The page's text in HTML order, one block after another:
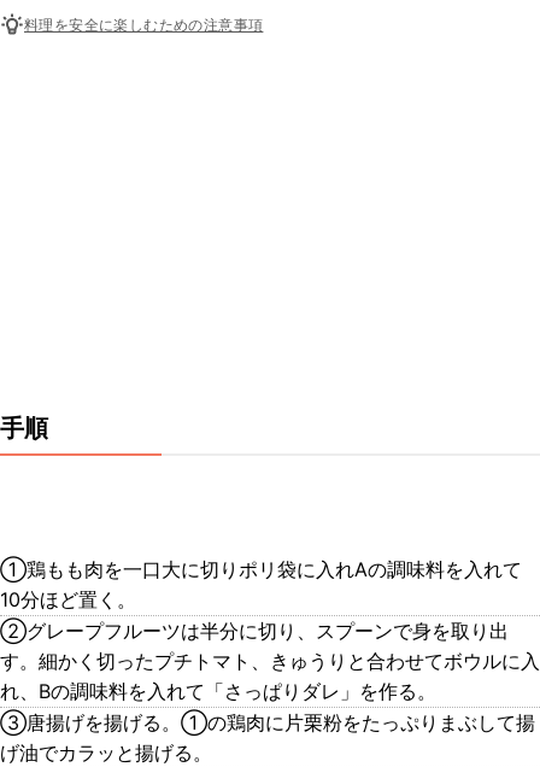
料理を安全に楽しむための注意事項
手順
①鶏もも肉を一口大に切りポリ袋に入れAの調味料を入れて
10分ほど置く。
②グレープフルーツは半分に切り、スプーンで身を取り出
す。細かく切ったプチトマト、きゅうりと合わせてボウルに入
れ、Bの調味料を入れて「さっぱりダレ」を作る。
③唐揚げを揚げる。①の鶏肉に片栗粉をたっぷりまぶして揚
げ油でカラッと揚げる。